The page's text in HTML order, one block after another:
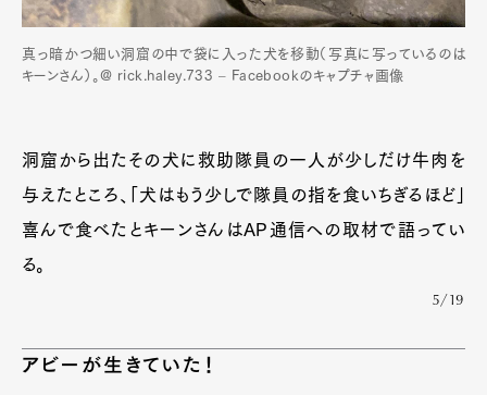
真っ暗かつ細い洞窟の中で袋に入った犬を移動（写真に写っているのは
キーンさん）。@ rick.haley.733 – Facebookのキャプチャ画像
洞窟から出たその犬に救助隊員の一人が少しだけ牛肉を
与えたところ、「犬はもう少しで隊員の指を食いちぎるほど」
喜んで食べたとキーンさんはAP通信への取材で語ってい
る。
5/19
アビーが生きていた！